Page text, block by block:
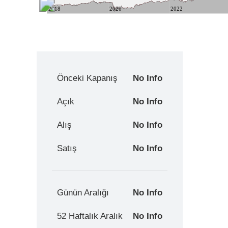
2018 2020 2022
Önceki Kapanış No Info
Açık No Info
Alış No Info
Satış No Info
Günün Aralığı No Info
52 Haftalık Aralık No Info